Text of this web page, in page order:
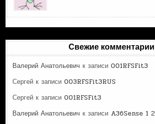
Свежие комментарии
Валерий Анатольевич к записи001RFSFit3
Сергей к записи003RFSFit3RUS
Сергей к записи001RFSFit3
Валерий Анатольевич к записи A36Sense 1